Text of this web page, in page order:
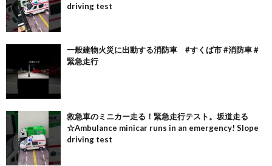
driving test
一般建物火災に出動する消防車 #すくば市 #消防車 #
緊急走行
救急車のミニカー走る！緊急走行テスト。坂道走る
☆Ambulance minicar runs in an emergency! Slope
driving test